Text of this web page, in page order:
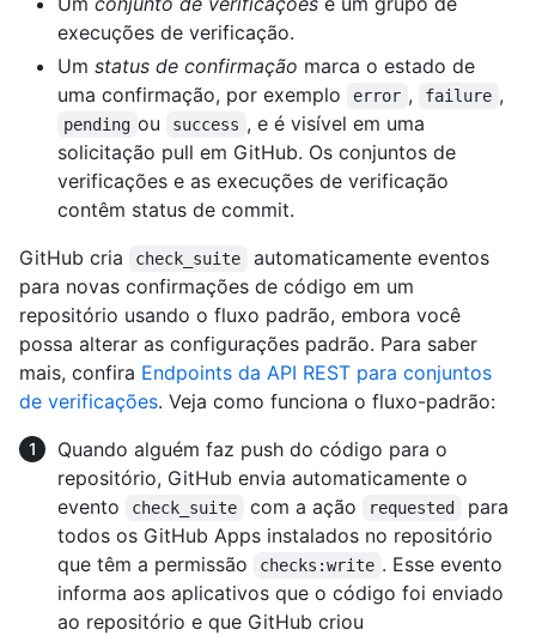
execuções de verificação.
Um status de confirmação marca o estado de
uma confirmação, por exemplo
error , failure ,
pending ou success , e é visível em uma
solicitação pull em GitHub. Os conjuntos de
verificações e as execuções de verificação
contêm status de commit.
GitHub cria
check_suite
automaticamente eventos
para novas confirmações de código em um
repositório usando o fluxo padrão, embora você
possa alterar as configurações padrão. Para saber
mais, confira Endpoints da API REST para conjuntos
de verificações. Veja como funciona o fluxo-padrão:
Quando alguém faz push do código para o
repositório, GitHub envia automaticamente o
evento
check_suite com a ação requested
para
todos os GitHub Apps instalados no repositório
que têm a permissão
checks:write . Esse evento
informa aos aplicativos que o código foi enviado
ao repositório e que GitHub criou